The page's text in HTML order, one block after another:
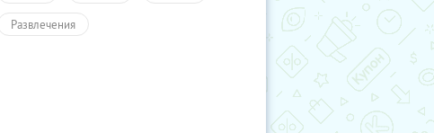
Развлечения